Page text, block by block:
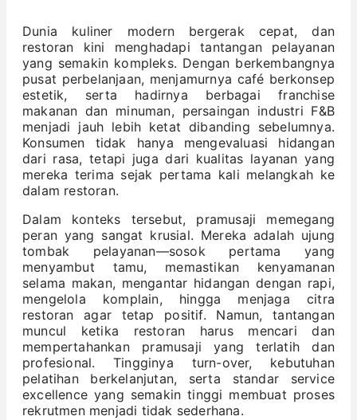
Dunia kuliner modern bergerak cepat, dan
restoran kini menghadapi tantangan pelayanan
yang semakin kompleks. Dengan berkembangnya
pusat perbelanjaan, menjamurnya café berkonsep
estetik, serta hadirnya berbagai franchise
makanan dan minuman, persaingan industri F&B
menjadi jauh lebih ketat dibanding sebelumnya.
Konsumen tidak hanya mengevaluasi hidangan
dari rasa, tetapi juga dari kualitas layanan yang
mereka terima sejak pertama kali melangkah ke
dalam restoran.
Dalam konteks tersebut, pramusaji memegang
peran yang sangat krusial. Mereka adalah ujung
tombak pelayanan—sosok pertama yang
menyambut tamu, memastikan kenyamanan
selama makan, mengantar hidangan dengan rapi,
mengelola komplain, hingga menjaga citra
restoran agar tetap positif. Namun, tantangan
muncul ketika restoran harus mencari dan
mempertahankan pramusaji yang terlatih dan
profesional. Tingginya turn-over, kebutuhan
pelatihan berkelanjutan, serta standar service
excellence yang semakin tinggi membuat proses
rekrutmen menjadi tidak sederhana.